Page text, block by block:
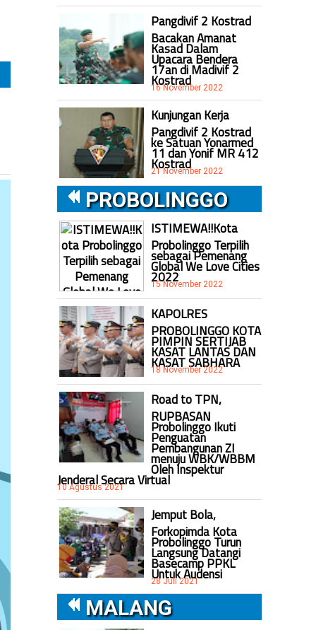
Pangdivif 2 Kostrad
Bacakan Amanat
Kasad Dalam
Upacara Bendera
17an di Madivif 2
Kostrad
16 November 2022
Kunjungan Kerja
Pangdivif 2 Kostrad
ke Satuan Yonarmed
11 dan Yonif MR 412
Kostrad
21 November 2022
PROBOLINGGO
ISTIMEWA!!Kota
Probolinggo Terpilih
sebagai Pemenang
Global We Love Cities
2022
15 November 2022
KAPOLRES
PROBOLINGGO KOTA
PIMPIN SERTIJAB
KASAT LANTAS DAN
KASAT SABHARA
18 November 2022
Road to TPN,
RUPBASAN
Probolinggo Ikuti
Penguatan
Pembangunan ZI
menuju WBK/WBBM
Oleh Inspektur
Jenderal Secara Virtual
10 Agustus 2021
Jemput Bola,
Forkopimda Kota
Probolinggo Turun
Langsung Datangi
Basecamp PPKL
Untuk Audensi
28 Juli 2021
MALANG